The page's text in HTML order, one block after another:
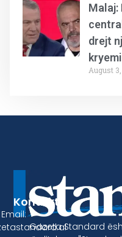
drejt
August
Gazeta Standard
Kontakt
Email: